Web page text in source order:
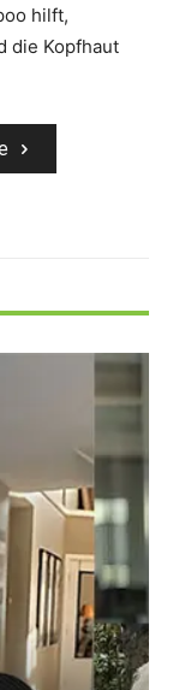
hilft,
die Kopfhaut